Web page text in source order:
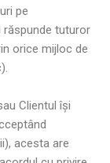
pe
răspunde tuturor
orice mijloc de
Clientul își
acesta are